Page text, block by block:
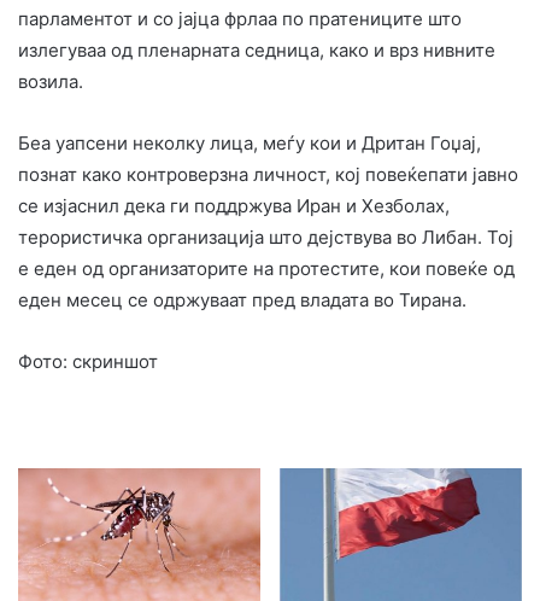
парламентот и со јајца фрлаа по пратениците што
излегуваа од пленарната седница, како и врз нивните
возила.
Беа уапсени неколку лица, меѓу кои и Дритан Гоџај,
познат како контроверзна личност, кој повеќепати јавно
се изјаснил дека ги поддржува Иран и Хезболах,
терористичка организација што дејствува во Либан. Тој
е еден од организаторите на протестите, кои повеќе од
еден месец се одржуваат пред владата во Тирана.
Фото: скриншот